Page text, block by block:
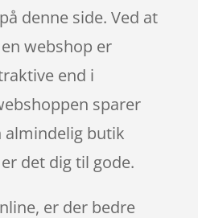
denne side. Ved at
webshop er
end i
sparer
almindelig butik
det dig til gode.
er der bedre